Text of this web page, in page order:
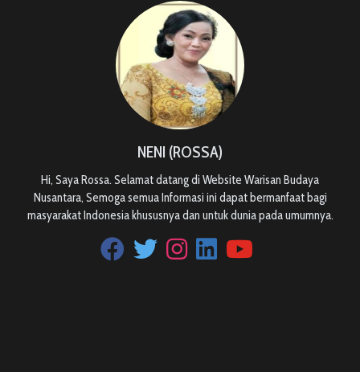
NENI (ROSSA)
Hi, Saya Rossa. Selamat datang di Website Warisan Budaya
Nusantara, Semoga semua Informasi ini dapat bermanfaat bagi
masyarakat Indonesia khususnya dan untuk dunia pada umumnya.